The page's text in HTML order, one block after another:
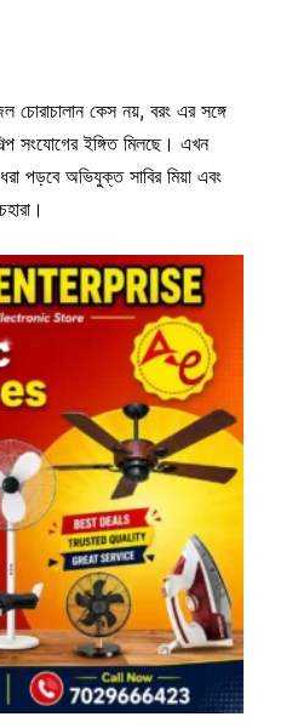
চোরাচালান কেস নয়, বরং এর সঙ্গে
সংযোগের ইঙ্গিত মিলছে। এখন
পড়বে অভিযুক্ত সাবির মিয়া এবং